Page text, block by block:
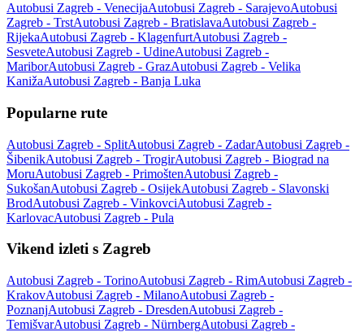
Autobusi Zagreb - VenecijaAutobusi Zagreb - SarajevoAutobusi
Zagreb - TrstAutobusi Zagreb - BratislavaAutobusi Zagreb -
RijekaAutobusi Zagreb - KlagenfurtAutobusi Zagreb -
SesveteAutobusi Zagreb - UdineAutobusi Zagreb -
MariborAutobusi Zagreb - GrazAutobusi Zagreb - Velika
KanižaAutobusi Zagreb - Banja Luka
Popularne rute
Autobusi Zagreb - SplitAutobusi Zagreb - ZadarAutobusi Zagreb -
ŠibenikAutobusi Zagreb - TrogirAutobusi Zagreb - Biograd na
MoruAutobusi Zagreb - PrimoštenAutobusi Zagreb -
SukošanAutobusi Zagreb - OsijekAutobusi Zagreb - Slavonski
BrodAutobusi Zagreb - VinkovciAutobusi Zagreb -
KarlovacAutobusi Zagreb - Pula
Vikend izleti s Zagreb
Autobusi Zagreb - TorinoAutobusi Zagreb - RimAutobusi Zagreb -
KrakovAutobusi Zagreb - MilanoAutobusi Zagreb -
PoznanjAutobusi Zagreb - DresdenAutobusi Zagreb -
TemišvarAutobusi Zagreb - NürnbergAutobusi Zagreb -